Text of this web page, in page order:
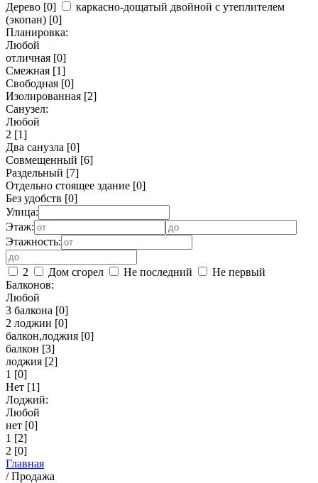
Дерево [0]
каркасно-дощатый двойной с утеплителем
(экопан) [0]
Планировка:
Любой
отличная [0]
Смежная [1]
Свободная [0]
Изолированная [2]
Санузел:
Любой
2 [1]
Два санузла [0]
Совмещенный [6]
Раздельный [7]
Отдельно стоящее здание [0]
Без удобств [0]
Улица:
Этаж:
Этажность:
2 Дом сгорел Не последний
Не первый
Балконов:
Любой
3 балкона [0]
2 лоджии [0]
балкон,лоджия [0]
балкон [3]
лоджия [2]
1 [0]
Нет [1]
Лоджий:
Любой
нет [0]
1 [2]
2 [0]
Главная
/Продажа